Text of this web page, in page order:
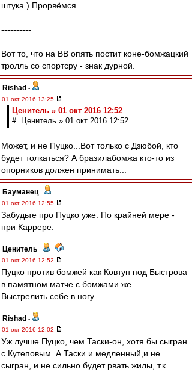
штука.) Прорвёмся.
----------
Вот то, что на ВВ опять постит коне-бомжацкий
тролль со спортсру - знак дурной.
Rishad -
01 окт 2016 13:25
Ценитель » 01 окт 2016 12:52
# Ценитель » 01 окт 2016 12:52
Может, и не Пуцко...Вот только с Дзюбой, кто
будет толкаться? А бразилабомжа кто-то из
опорников должен принимать...
Бауманец -
01 окт 2016 12:55
Забудьте про Пуцко уже. По крайней мере -
при Каррере.
Ценитель -
01 окт 2016 12:52
Пуцко против бомжей как Ковтун под Быстрова
в памятном матче с бомжами же.
Выстрелить себе в ногу.
Rishad -
01 окт 2016 12:02
Уж лучше Пуцко, чем Таски-он, хотя бы сыгран
с Кутеповым. А Таски и медленный,и не
сыгран, и не сильно будет рвать жилы, т.к.